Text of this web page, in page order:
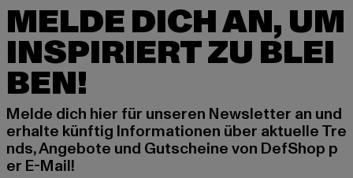
MELDE DICH AN, UM
INSPIRIERT ZU BLEI
BEN!
Melde dich hier für unseren Newsletter an und
erhalte künftig Informationen über aktuelle Tre
nds, Angebote und Gutscheine von DefShop p
er E-Mail!